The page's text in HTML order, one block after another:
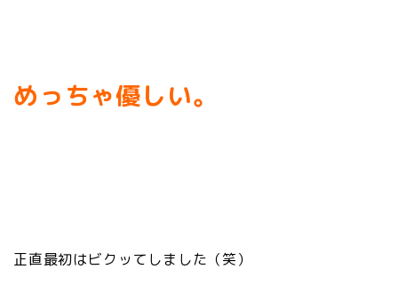
めっちゃ優しい。
正直最初はビクッてしました（笑）